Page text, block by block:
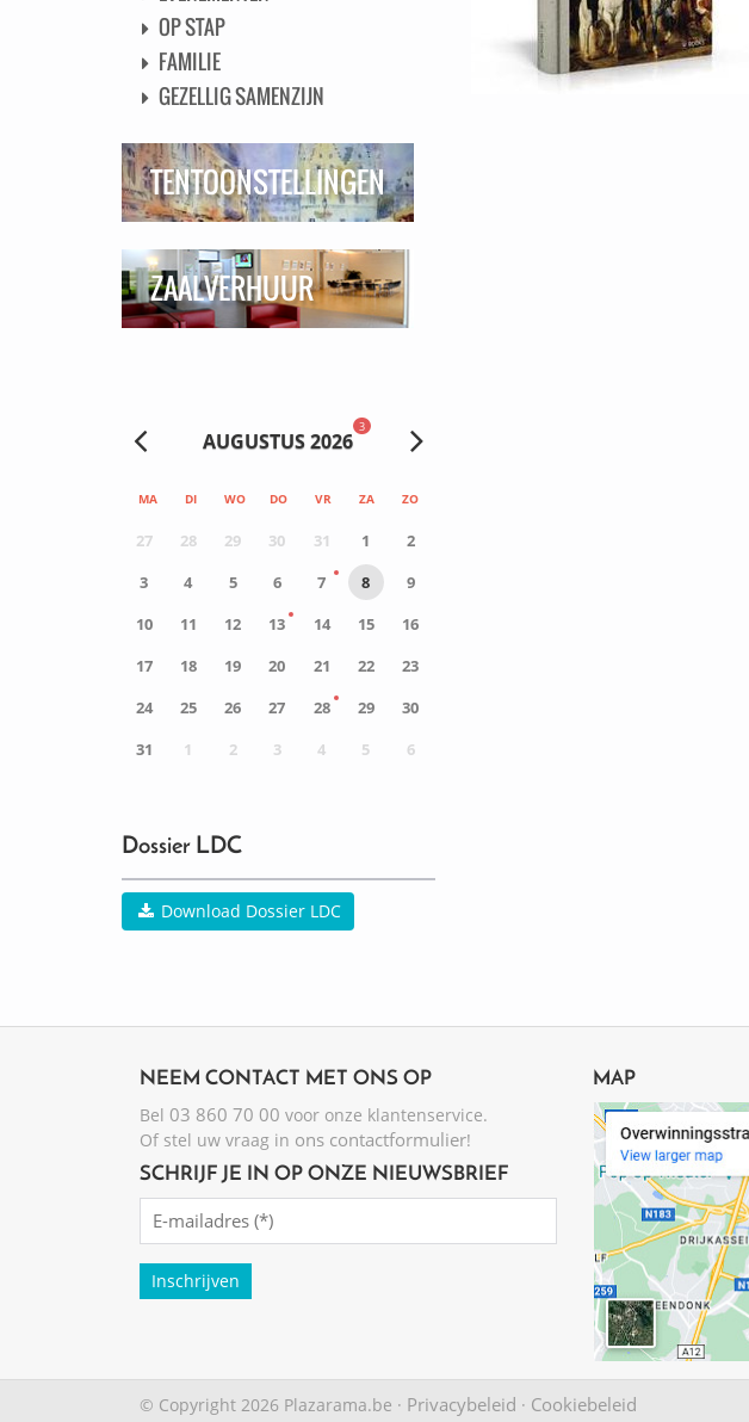
OP STAP
FAMILIE
GEZELLIG SAMENZIJN
TENTOONSTELLINGEN
ZAALVERHUUR
AUGUSTUS 2026
3
MA DI WO DO VR ZA ZO
27 28 29 30 31 1
2
3
4 5 6 7 8
9
10
11 12 13 14 15
16
17
18 19 20 21 22
23
24
25 26 27 28 29
30
31
1 2 3 4 5 6
Dossier LDC
Download Dossier LDC
NEEM CONTACT MET ONS OP
Bel 03 860 70 00 voor onze klantenservice.
Of stel uw vraag in ons contactformulier!
SCHRIJF JE IN OP ONZE NIEUWSBRIEF
Emailadres
MAP
© Copyright 2026 Plazarama.be · Privacybeleid · Cookiebeleid